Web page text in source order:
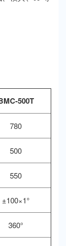
500T
780
500
550
±100×1°
360°